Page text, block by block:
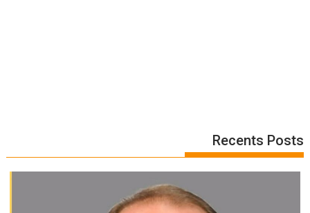
Recents Posts